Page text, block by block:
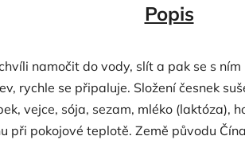
Popis
namočit do vody, slít a pak se s
rychle se připaluje. Složení česnek
vejce, sója, sezam, mléko (laktóza),
při pokojové teplotě. Země původu